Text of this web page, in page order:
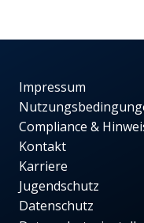
Impressum
Compliance &
Kontakt
Karriere
Jugendschutz
Datenschutz